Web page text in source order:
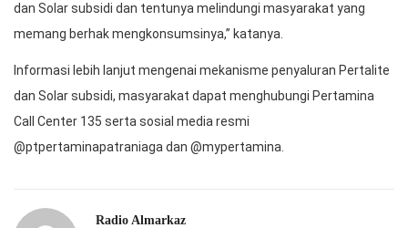
dan Solar subsidi dan tentunya melindungi masyarakat yang
memang berhak mengkonsumsinya,” katanya.
Informasi lebih lanjut mengenai mekanisme penyaluran Pertalite
dan Solar subsidi, masyarakat dapat menghubungi Pertamina
Call Center 135 serta sosial media resmi
@ptpertaminapatraniaga dan @mypertamina.
Radio Almarkaz